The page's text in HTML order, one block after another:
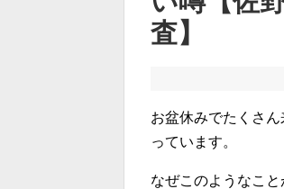
査】
お盆休みでたくさん
っています。
なぜこのようなこ